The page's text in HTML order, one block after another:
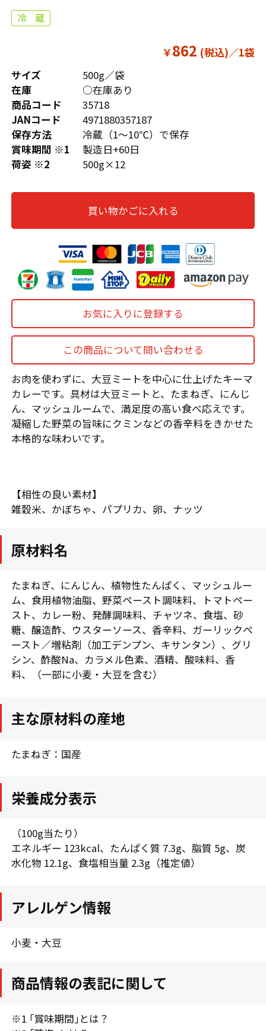
￥862
サイズ 500g／袋
商品コード 35718
在庫 ○在庫あり
JANコード
4971880357187
保存方法
冷蔵（1～10℃）で保存
賞味期間 ※1
製造日+60日
荷姿 ※2
500g×12
買い物かごに入れる
お気に入りに登録する
この商品について問い合わせる
お肉を使わずに、大豆ミートを中心に仕上げたキーマ
カレーです。具材は大豆ミートと、たまねぎ、にんじ
ん、マッシュルームで、満足度の高い食べ応えです。
凝縮した野菜の旨味にクミンなどの香辛料をきかせた
本格的な味わいです。
【相性の良い素材】
雑穀米、かぼちゃ、パプリカ、卵、ナッツ
原材料名
たまねぎ、にんじん、植物性たんぱく、マッシュルー
ム、食用植物油脂、野菜ペースト調味料、トマトペー
スト、カレー粉、発酵調味料、チャツネ、食塩、砂
糖、醸造酢、ウスターソース、香辛料、ガーリックペ
ースト／増粘剤（加工デンプン、キサンタン）、グリ
シン、酢酸Na、カラメル色素、酒精、酸味料、香
料、（一部に小麦・大豆を含む）
主な原材料の産地
たまねぎ：国産
栄養成分表示
（100g当たり）
エネルギー 123kcal、たんぱく質 7.3g、脂質 5g、炭
水化物 12.1g、食塩相当量 2.3g（推定値）
アレルゲン情報
小麦・大豆
商品情報の表記に関して
※1 ｢賞味期間｣とは？